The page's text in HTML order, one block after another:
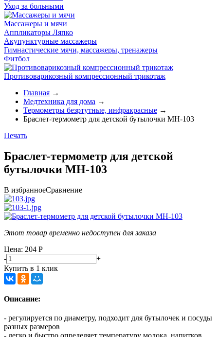
Уход за больными
Массажеры и мячи
Аппликаторы Ляпко
Акупунктурные массажеры
Гимнастические мячи, массажеры, тренажеры
Фитбол
Противоварикозный компрессионный трикотаж
Главная →
Медтехника для дома →
Термометры безртутные, инфракрасные →
Браслет-термометр для детской бутылочки MH-103
Печать
Браслет-термометр для детской
бутылочки MH-103
В избранноеСравнение
Этот товар временно недоступен для заказа
Цена: 204 Р
-
+
Купить в 1 клик
Описание:
- регулируется по диаметру, подходит для бутылочек и посуды
разных размеров